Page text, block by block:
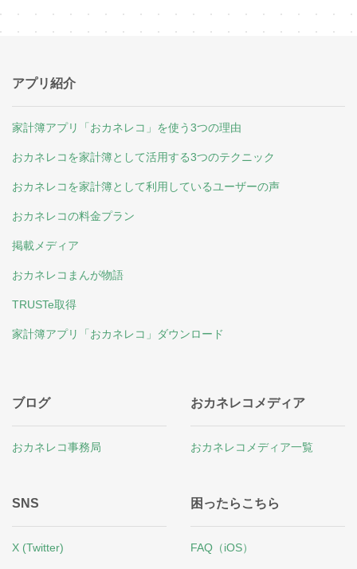
アプリ紹介
家計簿アプリ「おカネレコ」を使う3つの理由
おカネレコを家計簿として活用する3つのテクニック
おカネレコを家計簿として利用しているユーザーの声
おカネレコの料金プラン
掲載メディア
おカネレコまんが物語
TRUSTe取得
家計簿アプリ「おカネレコ」ダウンロード
ブログ
おカネレコ事務局
おカネレコメディア
おカネレコメディア一覧
SNS
X (Twitter)
困ったらこちら
FAQ（iOS）